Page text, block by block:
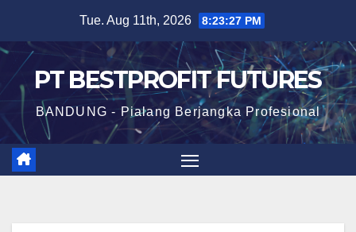
content
Tue. Aug 11th, 2026 8:23:28 PM
PT BESTPROFIT FUTURES
BANDUNG - Pialang Berjangka Profesional